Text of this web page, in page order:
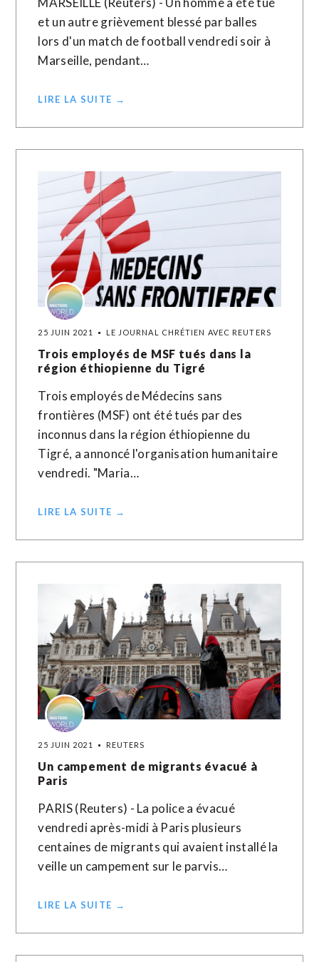
et un autre grièvement blessé par balles
lors d'un match de football vendredi soir à
Marseille, pendant…
LIRE LA SUITE →
25 JUIN 2021 LE JOURNAL CHRÉTIEN AVEC REUTERS
Trois employés de MSF tués dans la
région éthiopienne du Tigré
Trois employés de Médecins sans
frontières (MSF) ont été tués par des
inconnus dans la région éthiopienne du
Tigré, a annoncé l'organisation humanitaire
vendredi. "Maria…
LIRE LA SUITE →
25 JUIN 2021 REUTERS
Un campement de migrants évacué à
Paris
PARIS (Reuters) - La police a évacué
vendredi après-midi à Paris plusieurs
centaines de migrants qui avaient installé la
veille un campement sur le parvis…
LIRE LA SUITE →